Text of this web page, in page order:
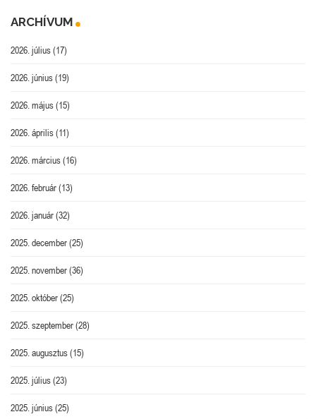
ARCHÍVUM
2026. július(17)
2026. június(19)
2026. május(15)
2026. április(11)
2026. március(16)
2026. február(13)
2026. január(32)
2025. december(25)
2025. november(36)
2025. október(25)
2025. szeptember(28)
2025. augusztus(15)
2025. július(23)
2025. június(25)